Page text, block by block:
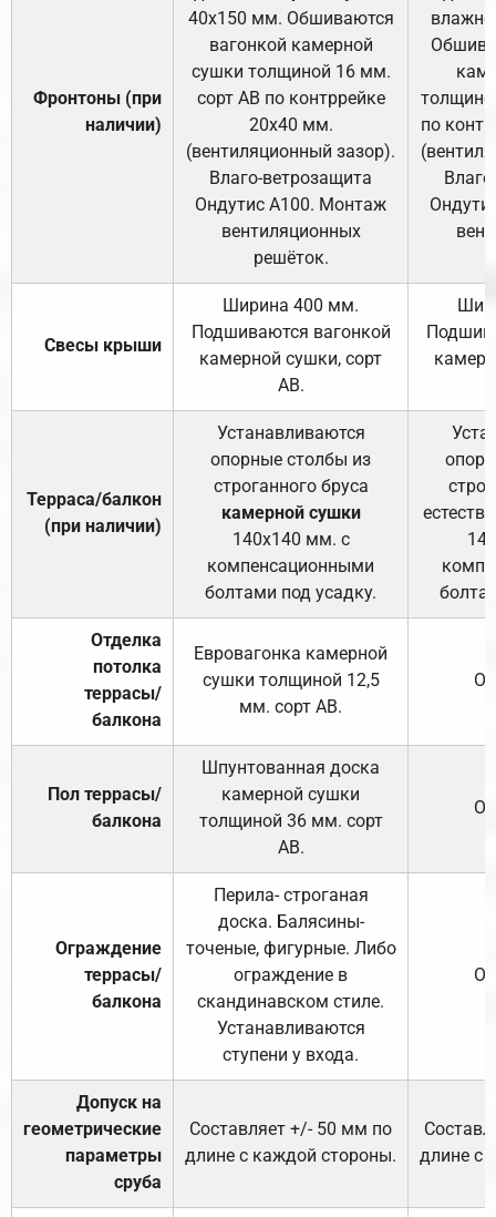
Фронтоны (при
наличии)
40х150 мм. Обшиваются
вагонкой камерной
сушки толщиной 16 мм.
сорт АВ по контррейке
20х40 мм.
(вентиляционный зазор).
Влаго-ветрозащита
Ондутис А100. Монтаж
вентиляционных
решёток.
по
Свесы крыши
Ширина 400 мм.
Подшиваются вагонкой
камерной сушки, сорт
АВ.
Терраса/балкон
(при наличии)
Устанавливаются
опорные столбы из
строганного бруса
камерной сушки
140х140 мм. с
компенсационными
болтами под усадку.
Отделка
потолка
террасы/
балкона
Евровагонка камерной
сушки толщиной 12,5
мм. сорт АВ.
Пол террасы/
балкона
Шпунтованная доска
камерной сушки
толщиной 36 мм. сорт
АВ.
Ограждение
террасы/
балкона
Перила- строганая
доска. Балясины-
точеные, фигурные. Либо
ограждение в
скандинавском стиле.
Устанавливаются
ступени у входа.
Допуск на
геометрические
параметры
сруба
Составляет +/- 50 мм по
длине с каждой стороны.
длине с